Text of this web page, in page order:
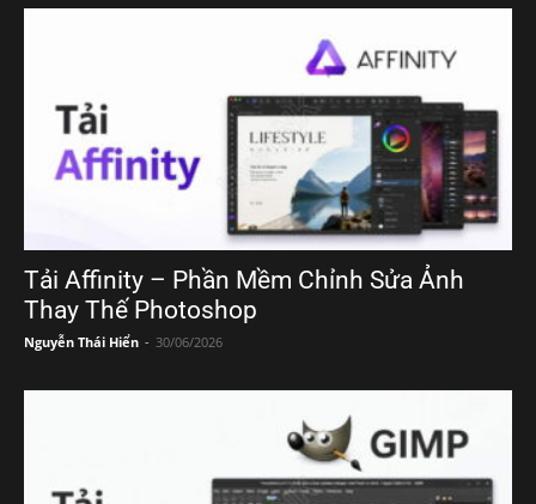
Tải Affinity – Phần Mềm Chỉnh Sửa Ảnh
Thay Thế Photoshop
Nguyễn Thái Hiển - 30/06/2026